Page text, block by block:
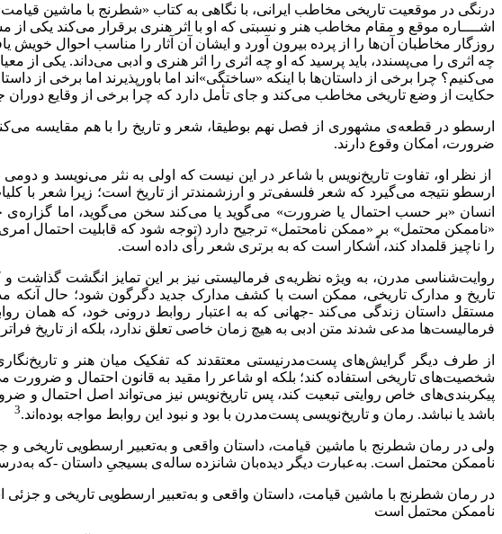
درنگی در موقعیت تاریخی مخاطب ایرانی، با نگاهی به کتاب «شطرنج با ماشین
اشــــاره موقع و مقام مخاطب هنر و نسبتی که او با اثر هنری برقرار می‌کند یکی از
روزگار مخاطبان آن‌ها را از پرده بیرون آورد و ایشان آن آثار را مناسب احوال
چه اثری را می‌پسندد، باید پرسید که او چه اثری را اثر هنری و ادبی می‌داند. یکی از
می‌کنیم؟ چرا برخی از داستان‌ها با اینکه «ساختگی»اند اما باورپذیرند اما برخی از
حکایت از وضع تاریخی مخاطب می‌کند و جای تأمل دارد که چرا برخی از وقایع
ارسطو در قطعه‌ی مشهوری از فصل نهم بوطیقا، شعر و تاریخ را با هم مقایسه
ضرورت، امکان وقوع دارند.
از نظر او، تفاوت تاریخ‌نویس با شاعر در این نیست که اولی به نثر می‌نویسد و
ارسطو نتیجه می‌گیرد که شعر فلسفی‌تر و ارزشمند‌تر از تاریخ است؛ زیرا شعر با
انسان «بر حسب احتمال یا ضرورت» می‌گوید یا می‌کند سخن می‌گوید، اما گزاره‌ی
«ناممکن محتمل» بر «ممکن نامحتمل» ترجیح دارد (توجه شود که قابلیت احتمال
را ناچیز قلمداد کند، آشکار است که به برتری شعر رأی داده است.
روایت‌شناسی مدرن، به ویژه نظریه‌ی فرمالیستی نیز بر این تمایز انگشت
تاریخ و مدارک تاریخی، ممکن است با کشف مدارک جدید دگرگون شود؛ حال آنکه
مستقل داستان زندگی می‌کند -جهانی که به اعتبار روابط درونی خود، که
فرمالیست‌ها مدعی شدند متن ادبی به هیچ زمان خاصی تعلق ندارد، بلکه از تاریخ
از طرف دیگر گرایش‌های پست‌مدرنیستی معتقدند که تفکیک میان هنر و
شخصیت‌های تاریخی استفاده کند؛ بلکه او شاعر را مقید به قانون احتمال و ضرورت
پیکر‌بندی‌های خاص روایتی تبعیت کند، پس تاریخ‌نویس نیز می‌تواند اصل احتمال
باشد یا نباشد. رمان و تاریخ‌نویسی پست‌مدرن با بود و نبود این روابط مواجه بوده‌اند.3
ولی در رمان شطرنج با ماشین قیامت، داستان واقعی و به‌تعبیر ارسطویی تاریخی و
ناممکن محتمل است. به‌عبارت دیگر دیده‌بان شانزده ساله‌ی بسیجیِ داستان -که
در رمان شطرنج با ماشین قیامت، داستان واقعی و به‌تعبیر ارسطویی تاریخی و جزئی
ناممکن محتمل است